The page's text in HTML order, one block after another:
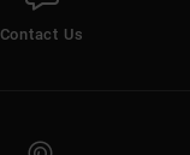
Contact Us